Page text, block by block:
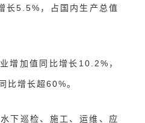
长5.5%，占国内生产总值
增加值同比增长10.2%，
比增长超60%。
下巡检、施工、运维、应